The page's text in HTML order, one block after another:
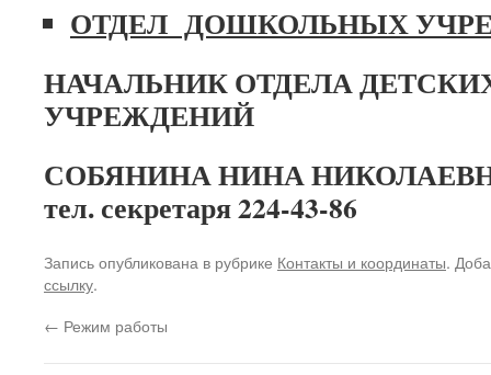
ОТДЕЛ ДОШКОЛЬНЫХ
НАЧАЛЬНИК ОТДЕЛА
УЧРЕЖДЕНИЙ
СОБЯНИНА НИНА
тел. секретаря 224-43-86
Запись опубликована в рубрике Контакты и координаты.
ссылку.
← Режим работы